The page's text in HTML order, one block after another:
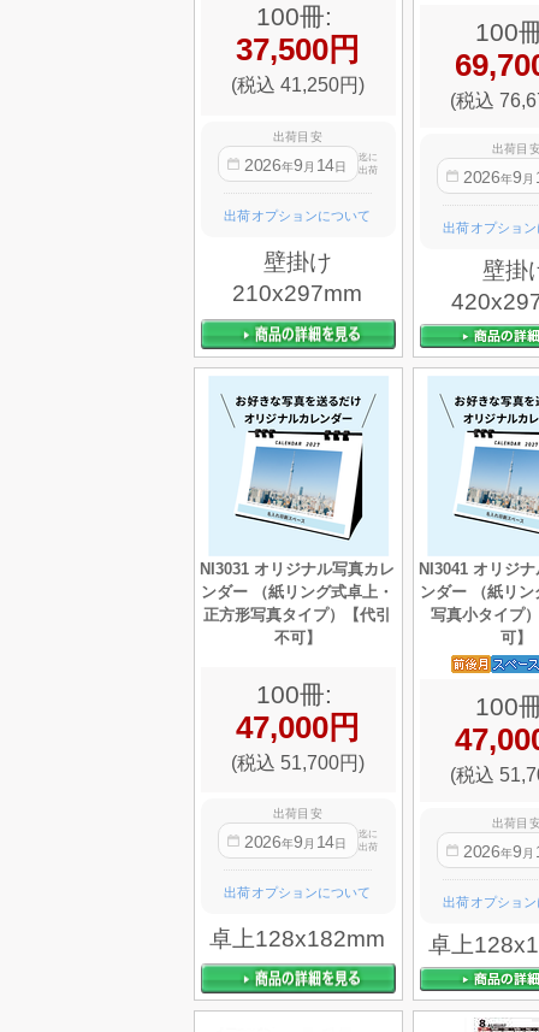
100冊:
37,500円
(税込 41,250円)
出荷目安
2026年9 月 14日
迄に
出荷
出荷オプションについて
壁掛け
210x297mm
100
(税込
出荷目
2026年9 月
出荷オプショ
壁掛
NI3031 オリジナル写真カレ
ンダー （紙リング式卓上・
正方形写真タイプ）【代引
不可】
100冊:
47,000円
(税込 51,700円)
出荷目安
2026年9 月 14日
迄に
出荷
出荷オプションについて
卓上128x182mm
NI3041 オリジ
ンダー （紙リ
写真小タイプ
可】
100
(税込
出荷目
2026年9 月
出荷オプショ
卓上